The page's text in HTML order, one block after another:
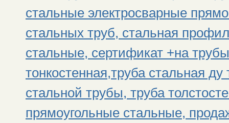
стальные электросварные
стальных труб, стальная
стальные, сертификат +на
тонкостенная,труба стальная
стальной трубы, труба
прямоугольные стальные,